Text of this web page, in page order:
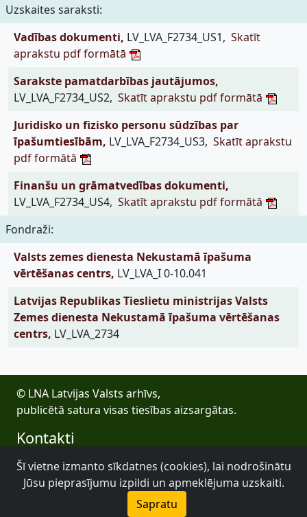
Uzskaites saraksti:
Vadības dokumenti, LV_LVA_F2734_US1, Skatīt
aprakstu pdf formātā
Sarakste pamatdarbības jautājumos,
LV_LVA_F2734_US2, Skatīt aprakstu pdf formātā
Juridisko un fizisko personu sūdzības par
īpašumtiesībām, LV_LVA_F2734_US3, Skatīt aprakstu
pdf formātā
Finanšu un grāmatvedības dokumenti,
LV_LVA_F2734_US4, Skatīt aprakstu pdf formātā
Fondraži:
Valsts zemes dienesta Nekustamā īpašuma
vērtēšanas centrs, LV_LVA_I 0-10.041
Latvijas Republikas Tieslietu ministrijas Valsts
Zemes dienesta Nekustamā īpašuma vērtēšanas
centrs, LV_LVA_2734
© LNA Latvijas Valsts arhīvs,
publicētā satura visas tiesības aizsargātas.
Kontakti
E-pasts: lva@arhivi.gov.lv
Tālrunis: +371 20027447
Bezdelīgu 1A, Rīga
Šī vietne izmanto sīkdatnes (cookies), lai nodrošinātu
Jūsu pieprasījumu izpildi un apmeklējuma uzskaiti.
Sapratu